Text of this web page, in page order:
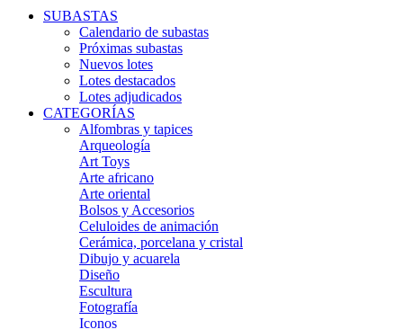
SUBASTAS
Calendario de subastas
Próximas subastas
Nuevos lotes
Lotes destacados
Lotes adjudicados
CATEGORÍAS
Alfombras y tapices
Arqueología
Art Toys
Arte africano
Arte oriental
Bolsos y Accesorios
Celuloides de animación
Cerámica, porcelana y cristal
Dibujo y acuarela
Diseño
Escultura
Fotografía
Iconos